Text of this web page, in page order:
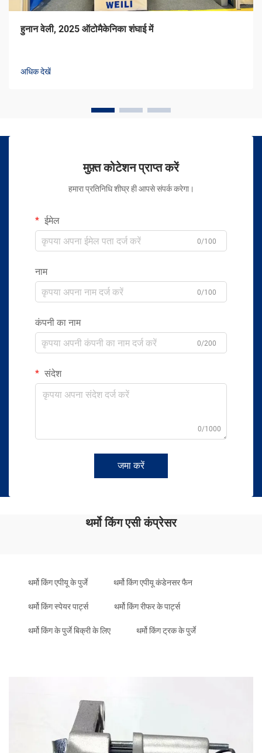
हुनान वेली, 2025 ऑटोमैकेनिका शंघाई में
अधिक देखें
मुफ़्त कोटेशन प्राप्त करें
हमारा प्रतिनिधि शीघ्र ही आपसे संपर्क करेगा।
ईमेल
0/100
नाम
0/100
कंपनी का नाम
0/200
संदेश
0/1000
जमा करें
थर्मो किंग एसी कंप्रेसर
थर्मो किंग एपीयू के पुर्जे थर्मो किंग एपीयू कंडेनसर फैन
थर्मो किंग स्पेयर पार्ट्स थर्मो किंग रीफर के पार्ट्स
थर्मो किंग के पुर्जे बिक्री के लिए थर्मो किंग ट्रक के पुर्जे